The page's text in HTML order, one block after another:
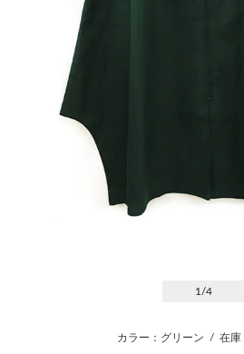
1 /4
カラー：グリーン / 在庫